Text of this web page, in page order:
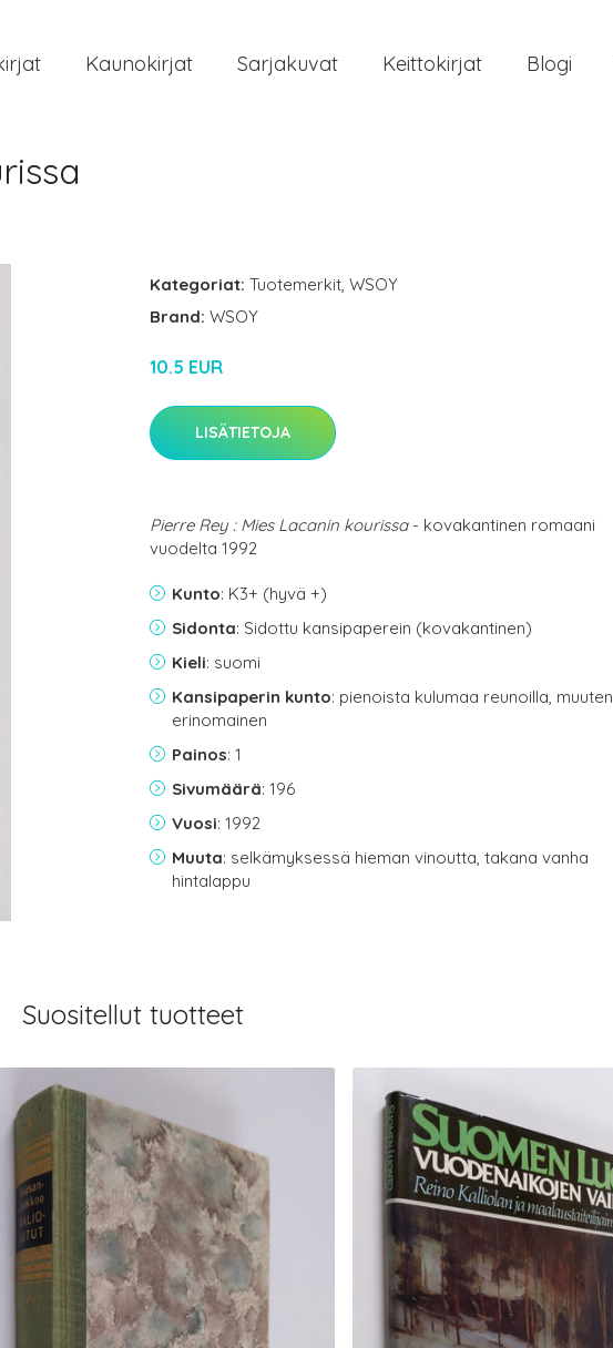
Kaunokirjat Sarjakuvat Keittokirjat Blogi
Kategoriat: Tuotemerkit, WSOY
Brand: WSOY
10.5 EUR
LISÄTIETOJA
Pierre Rey : Mies Lacanin kourissa- kovakantinen romaani
vuodelta 1992
Kunto: K3+ (hyvä +)
Sidonta: Sidottu kansipaperein (kovakantinen)
Kieli: suomi
Kansipaperin kunto: pienoista kulumaa reunoilla, muuten
erinomainen
Painos: 1
Sivumäärä: 196
Vuosi: 1992
Muuta: selkämyksessä hieman vinoutta, takana vanha
hintalappu
Suositellut tuotteet